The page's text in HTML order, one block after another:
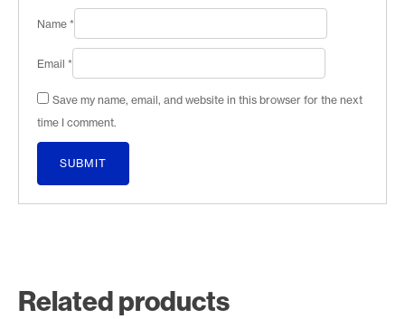
Name *
Email *
Save my name, email, and website in this browser for the next
time I comment.
Related products